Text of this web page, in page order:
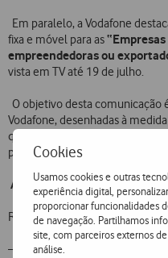
Cookies
Usamos cookies e outras
experiência digital,
proporcionar funcionalidades
de navegação. Partilhamos
site, com parceiros externos
análise.
Em paralelo, a Vodafone
fixa e móvel para as
empreendedoras ou
vista em TV até 19 de julho.
O objetivo desta comunicação
Vodafone, desenhadas à
que vão muito para além da
protagonistas do tecido
As campanhas
Ready Business e Empresas de
– Bolas da praia: